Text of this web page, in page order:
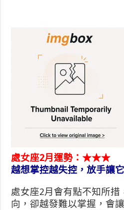
處女座2月運勢：★★★
越想掌控越失控，放手讓
處女座2月會有點不知所措
向，卻越發難以掌握，會